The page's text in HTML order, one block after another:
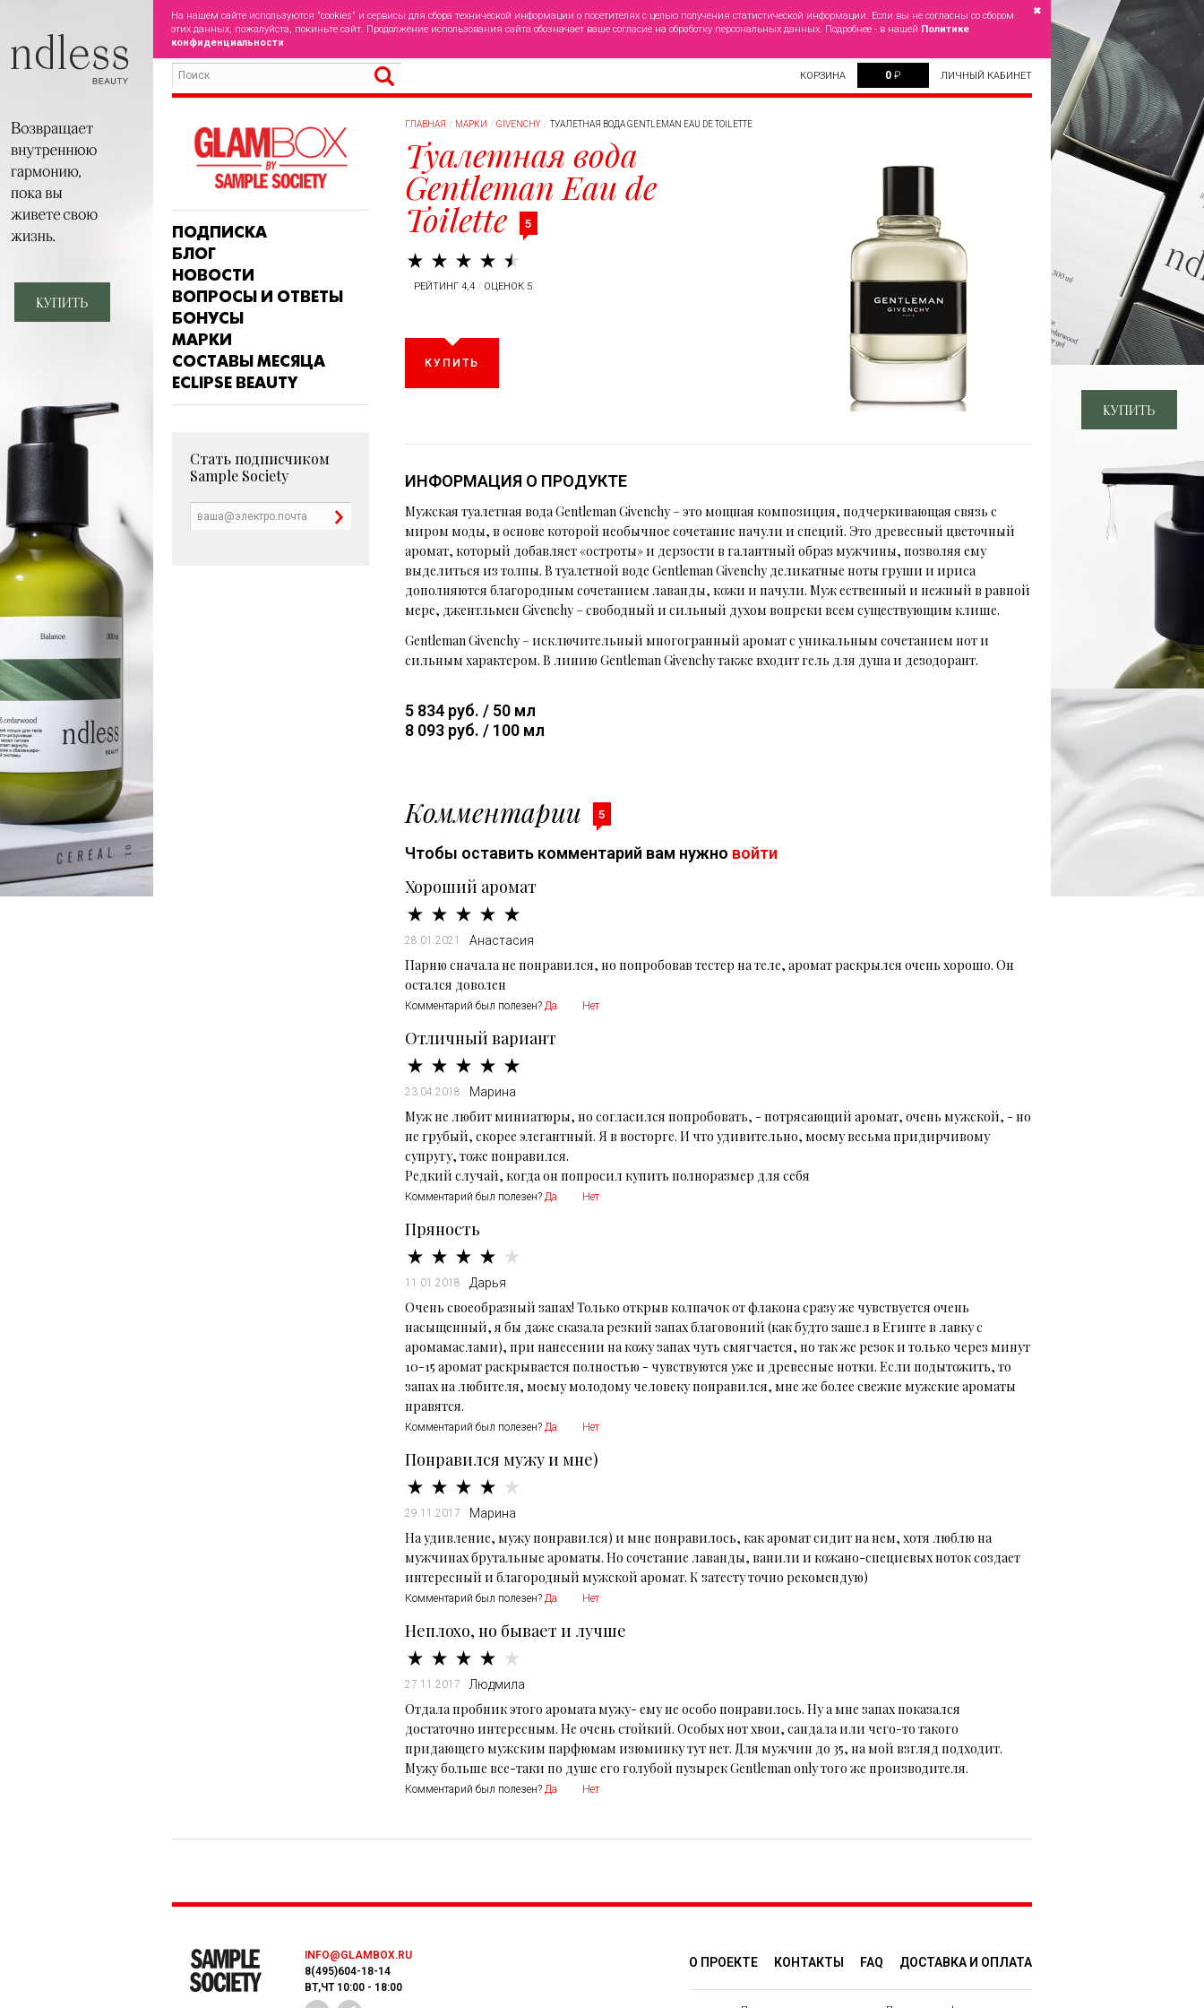
На нашем сайте используются "cookies" и сервисы для сбора технической информации о посетителях с целью получения статистической информации. Если вы не согласны со сбором
этих данных, пожалуйста, покиньте сайт. Продолжение использования сайта обозначает ваше согласие на обработку персональных данных. Подробнее - в нашей Политике
конфиденциальности
✖
КОРЗИНА 0 ₽ ЛИЧНЫЙ КАБИНЕТ
ПОДПИСКА
БЛОГ
НОВОСТИ
ВОПРОСЫ И ОТВЕТЫ
БОНУСЫ
МАРКИ
СОСТАВЫ МЕСЯЦА
ECLIPSE BEAUTY
Стать подписчиком
Sample Society
ГЛАВНАЯ МАРКИ GIVENCHY ТУАЛЕТНАЯ ВОДА GENTLEMAN EAU DE TOILETTE
Туалетная вода
Gentleman Eau de
Toilette 5
РЕЙТИНГ 4,4 / ОЦЕНОК 5
КУПИТЬ
ИНФОРМАЦИЯ О ПРОДУКТЕ
Мужская туалетная вода Gentleman Givenchy – это мощная композиция, подчеркивающая связь с
миром моды, в основе которой необычное сочетание пачули и специй. Это древесный цветочный
аромат, который добавляет «остроты» и дерзости в галантный образ мужчины, позволяя ему
выделиться из толпы. В туалетной воде Gentleman Givenchy деликатные ноты груши и ириса
дополняются благородным сочетанием лаванды, кожи и пачули. Муж ественный и нежный в равной
мере, джентльмен Givenchy – свободный и сильный духом вопреки всем существующим клише.
Gentleman Givenchy – исключительный многогранный аромат с уникальным сочетанием нот и
сильным характером. В линию Gentleman Givenchy также входит гель для душа и дезодорант.
5 834 руб. / 50 мл
8 093 руб. / 100 мл
Комментарии 5
Чтобы оставить комментарий вам нужно войти
Хороший аромат
28.01.2021 Анастасия
Парню сначала не понравился, но попробовав тестер на теле, аромат раскрылся очень хорошо. Он
остался доволен
Комментарий был полезен? Да Нет
Отличный вариант
23.04.2018 Марина
Муж не любит миниатюры, но согласился попробовать, - потрясающий аромат, очень мужской, - но
не грубый, скорее элегантный. Я в восторге. И что удивительно, моему весьма придирчивому
супругу, тоже понравился.
Редкий случай, когда он попросил купить полноразмер для себя
Комментарий был полезен? Да Нет
Пряность
11.01.2018 Дарья
Очень своеобразный запах! Только открыв колпачок от флакона сразу же чувствуется очень
насыщенный, я бы даже сказала резкий запах благовоний (как будто зашел в Египте в лавку с
аромамаслами), при нанесении на кожу запах чуть смягчается, но так же резок и только через минут
10-15 аромат раскрывается полностью - чувствуются уже и древесные нотки. Если подытожить, то
запах на любителя, моему молодому человеку понравился, мне же более свежие мужские ароматы
нравятся.
Комментарий был полезен? Да Нет
Понравился мужу и мне)
29.11.2017 Марина
На удивление, мужу понравился) и мне понравилось, как аромат сидит на нем, хотя люблю на
мужчинах брутальные ароматы. Но сочетание лаванды, ванили и кожано-специевых ноток создает
интересный и благородный мужской аромат. К затесту точно рекомендую)
Комментарий был полезен? Да Нет
Неплохо, но бывает и лучше
27.11.2017 Людмила
Отдала пробник этого аромата мужу- ему не особо понравилось. Ну а мне запах показался
достаточно интересным. Не очень стойкий. Особых нот хвои, сандала или чего-то такого
придающего мужским парфюмам изюминку тут нет. Для мужчин до 35, на мой взгляд подходит.
Мужу больше все-таки по душе его голубой пузырек Gentleman only того же производителя.
Комментарий был полезен? Да Нет
INFO@GLAMBOX.RU
8(495)604-18-14
ВТ,ЧТ 10:00 - 18:00
О ПРОЕКТЕ КОНТАКТЫ FAQ ДОСТАВКA И ОПЛАТА